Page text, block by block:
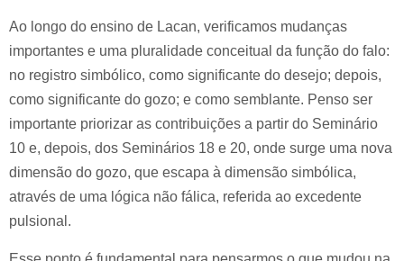
Ao longo do ensino de Lacan, verificamos mudanças
importantes e uma pluralidade conceitual da função do falo:
no registro simbólico, como significante do desejo; depois,
como significante do gozo; e como semblante. Penso ser
importante priorizar as contribuições a partir do Seminário
10 e, depois, dos Seminários 18 e 20, onde surge uma nova
dimensão do gozo, que escapa à dimensão simbólica,
através de uma lógica não fálica, referida ao excedente
pulsional.